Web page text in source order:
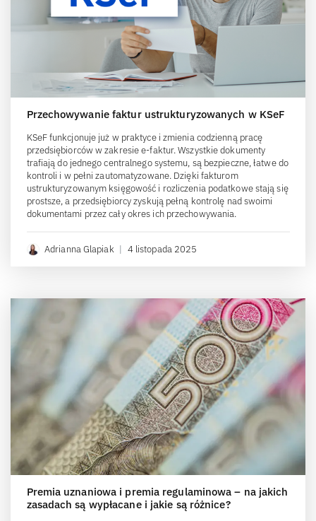
Przechowywanie faktur ustrukturyzowanych w KSeF
KSeF funkcjonuje już w praktyce i zmienia codzienną pracę
przedsiębiorców w zakresie e-faktur. Wszystkie dokumenty
trafiają do jednego centralnego systemu, są bezpieczne, łatwe do
kontroli i w pełni zautomatyzowane. Dzięki fakturom
ustrukturyzowanym księgowość i rozliczenia podatkowe stają się
prostsze, a przedsiębiorcy zyskują pełną kontrolę nad swoimi
dokumentami przez cały okres ich przechowywania.
Adrianna Glapiak | 4 listopada 2025
Premia uznaniowa i premia regulaminowa – na jakich
zasadach są wypłacane i jakie są różnice?